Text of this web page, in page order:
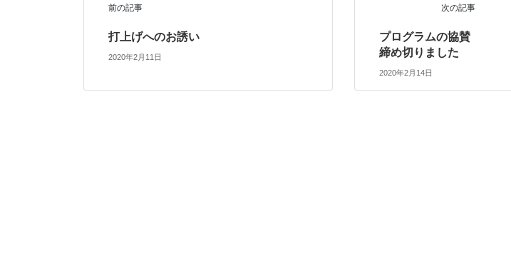
前の記事
打上げへのお誘い
2020年2月11日
次の記事
プログラムの協賛
締め切りました
2020年2月14日